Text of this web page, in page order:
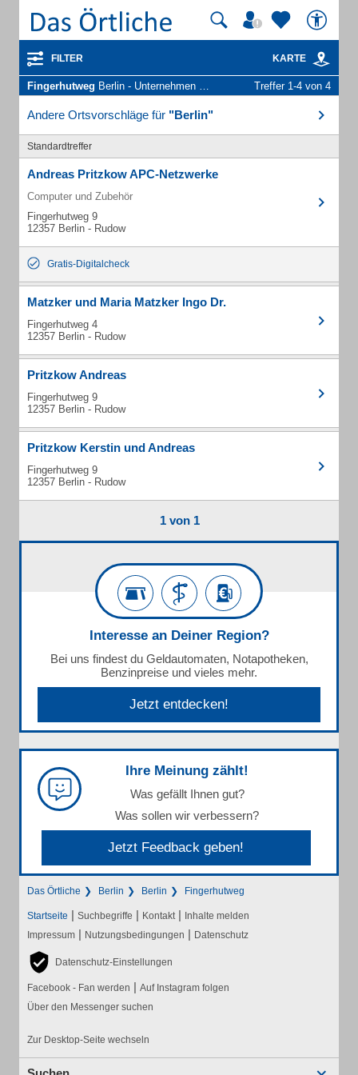
FILTER KARTE
Fingerhutweg Berlin - Unternehmen und Personen Treffer 1-4 von 4
Andere Ortsvorschläge für "Berlin"
Standardtreffer
Andreas Pritzkow APC-Netzwerke
Computer und Zubehör
Fingerhutweg 9
12357 Berlin - Rudow
Gratis-Digitalcheck
Matzker und Maria Matzker Ingo Dr.
Fingerhutweg 4
12357 Berlin - Rudow
Pritzkow Andreas
Fingerhutweg 9
12357 Berlin - Rudow
Pritzkow Kerstin und Andreas
Fingerhutweg 9
12357 Berlin - Rudow
1 von 1
Interesse an Deiner Region?
Bei uns findest du Geldautomaten, Notapotheken,
Benzinpreise und vieles mehr.
Jetzt entdecken!
Ihre Meinung zählt!
Was gefällt Ihnen gut?
Was sollen wir verbessern?
Jetzt Feedback geben!
Das Örtliche Berlin Berlin Fingerhutweg
Startseite | Suchbegriffe | Kontakt | Inhalte melden
Impressum | Nutzungsbedingungen | Datenschutz
Datenschutz-Einstellungen
Facebook - Fan werden | Auf Instagram folgen
Über den Messenger suchen
Zur Desktop-Seite wechseln